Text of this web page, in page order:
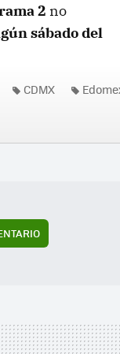
2 no
sábado del
CDMX